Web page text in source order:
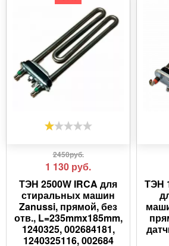
2450руб.
1 130 руб.
ТЭН 2500W IRCA для
стиральных машин
Zanussi, прямой, без
отв., L=235mmx185mm,
1240325, 002684181,
1240325116, 002684
ТЭН